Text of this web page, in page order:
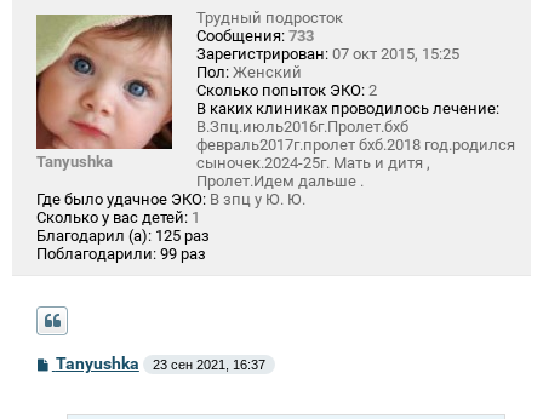
Tanyushka
Трудный подросток
Сообщения: 733
Зарегистрирован: 07 окт 2015, 15:25
Пол: Женский
Сколько попыток ЭКО: 2
В каких клиниках проводилось лечение:
В.Зпц.июль2016г.Пролет.бхб
февраль2017г.пролет бхб.2018 год.родился
сыночек.2024-25г. Мать и дитя ,
Пролет.Идем дальше .
Где было удачное ЭКО: В зпц у Ю. Ю.
Сколько у вас детей: 1
Благодарил (а): 125 раз
Поблагодарили: 99 раз
СTanyushka 23 сен 2021, 16:37